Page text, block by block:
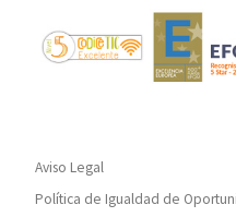
Aviso Legal
Política de Igualdad de